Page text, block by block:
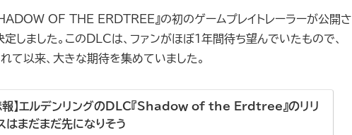
OF THE ERDTREE』の初のゲームプレイトレーラーが公開さ
定しました。このDLCは、ファンがほぼ1年間待ち望んでいたもので、
以来、大きな期待を集めていました。
報】エルデンリングのDLC『Shadow of the Erdtree』のリリ
はまだまだ先になりそう